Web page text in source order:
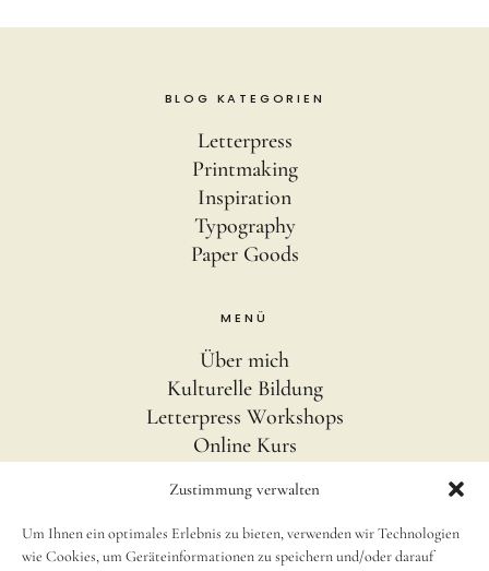
Zustimmung verwalten
Um Ihnen ein optimales Erlebnis zu bieten, verwenden wir Technologien
wie Cookies, um Geräteinformationen zu speichern und/oder darauf
BLOG KATEGORIEN
Letterpress
Printmaking
Inspiration
Typography
Paper Goods
MENÜ
Über mich
Kulturelle Bildung
Letterpress Workshops
Online Kurs
INFOS